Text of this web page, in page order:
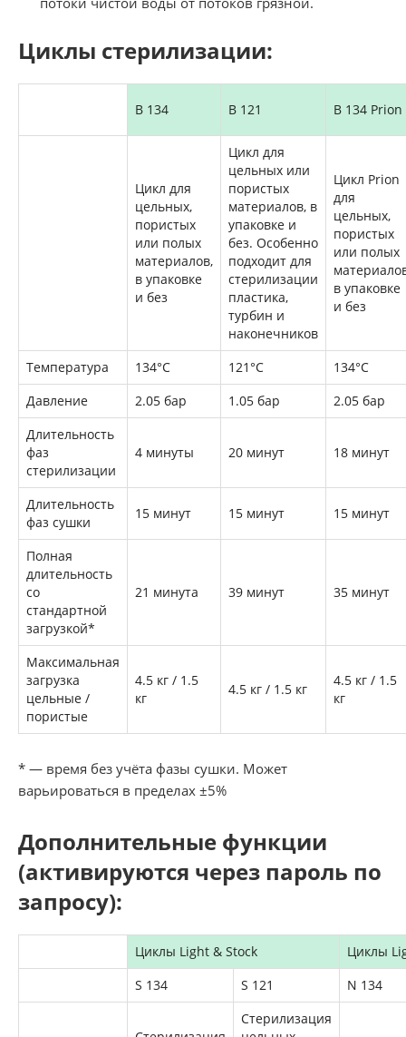
Циклы стерилизации:
B 134 B 121 B 134 Prion
Цикл для
цельных,
пористых
или полых
материалов,
в упаковке
и без
Цикл для
цельных или
пористых
материалов, в
упаковке и
без. Особенно
подходит для
стерилизации
пластика,
турбин и
наконечников
Цикл Prion
для
цельных,
пористых
или полых
в упаковке
и без
Температура 134°C 121°C
134°C
Давление
2.05 бар 1.05 бар
2.05 бар
Длительность
фаз
стерилизации
4 минуты 20 минут 18 минут
Длительность
фаз сушки
15 минут 15 минут 15 минут
Полная
длительность
со
стандартной
загрузкой*
21 минута 39 минут 35 минут
Максимальная
загрузка
цельные /
пористые
4.5 кг / 1.5
кг
4.5 кг / 1.5 кг
4.5 кг / 1.5
кг
* — время без учёта фазы сушки. Может
варьироваться в пределах ±5%
Дополнительные функции
(активируются через пароль по
запросу):
Циклы Light & Stock
Циклы
S 134
S 121 N 134
Стерилизация